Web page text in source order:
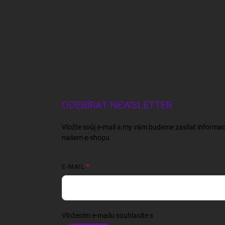
ODEBÍRAT NEWSLETTER
Vložte svůj e-mail a my vám budeme zasílat
našem e-shopu.
E-MAIL
Vložením e-mailu souhlasíte s